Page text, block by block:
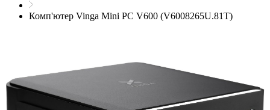
Комп'ютер Vinga Mini PC V600 (V6008265U.81T)